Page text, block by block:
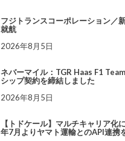
フジトランスコーポレーション／
就航
2026年8月5日
ネバーマイル：TGR Haas F1
シップ契約を締結しました
2026年8月5日
【トドケール】マルチキャリア化
年7月よりヤマト運輸とのAPI連携